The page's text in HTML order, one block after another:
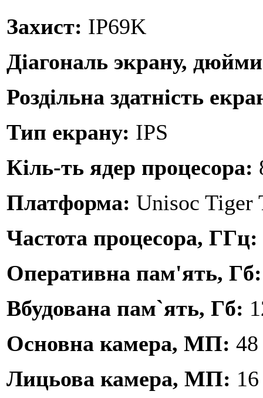
Захист: IP69K
Діагональ экрану,
Роздільна здатність
Тип екрану: IPS
Кіль-ть ядер процесора:
Платформа: Unisoc Tiger
Частота процесора, ГГц:
Оперативна пам'ять,
Вбудована пам`ять, Гб:
Основна камера, МП: 48
Лицьова камера, МП: 16